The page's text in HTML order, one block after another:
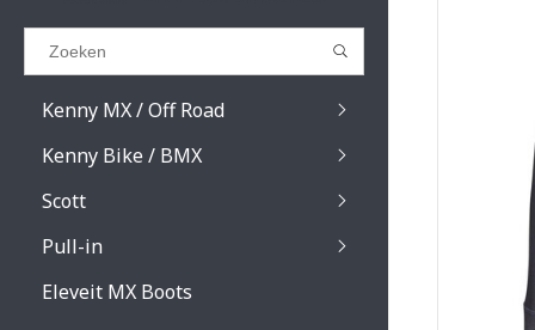
GA TERUG
Kenny MX / Off Road
Kenny Bike / BMX
Scott
Prospect / Fury
Primal / Split /
Pull-in
Eleveit MX Boots